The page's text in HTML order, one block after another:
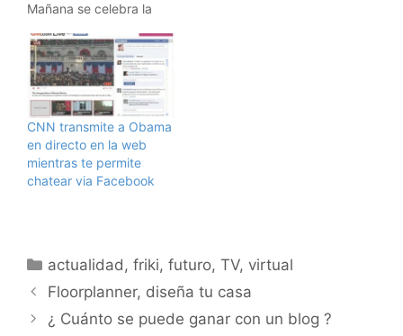
Mañana se celebra la
medio de las
conferencias de Startup
2.0, y como parte de
esta experimentación
experimental, tengo la
intención de…
CNN transmite a Obama
en directo en la web
mientras te permite
chatear via Facebook
Categorías
actualidad ,friki,futuro,TV, virtual
Floorplanner, diseña tu casa
¿ Cuánto se puede ganar con un blog ?